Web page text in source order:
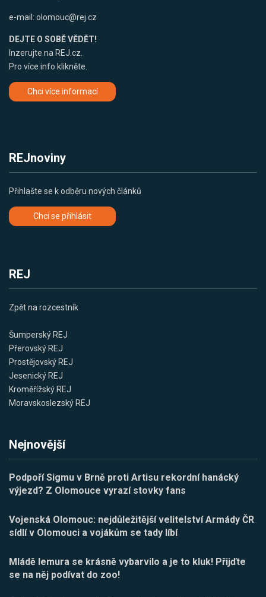
e-mail: olomouc@rej.cz
DEJTE O SOBĚ VĚDĚT!
Inzerujte na REJ.cz.
Pro více info klikněte.
Chci více informací
REJnoviny
Přihlašte se k odběru nových článků
Chci se přihlásit
REJ
Zpět na rozcestník
Šumperský REJ
Přerovský REJ
Prostějovský REJ
Jesenický REJ
Kroměřížský REJ
Moravskoslezský REJ
Nejnovější
Podpoří Sigmu v Brně proti Artisu rekordní hanácký
výjezd? Z Olomouce vyrazí stovky fans
Vojenská Olomouc: nejdůležitější velitelství Armády ČR
sídlí v Olomouci a vojákům se tady líbí
Mládě lemura se krásně vybarvilo a je to kluk! Přijďte
se na něj podívat do zoo!